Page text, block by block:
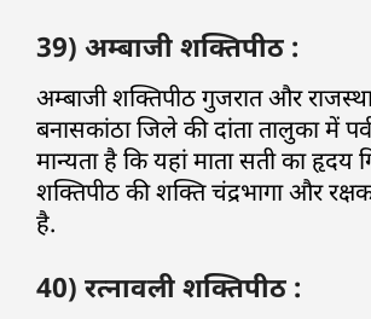
39) अम्बाजी शक्तिपीठ :
अम्बाजी शक्तिपीठ गुजरात और
बनासकांठा जिले की दांता तालुका में
मान्यता है कि यहां माता सती का हृदय
शक्तिपीठ की शक्ति चंद्रभागा और
है.
40) रत्नावली शक्तिपीठ :